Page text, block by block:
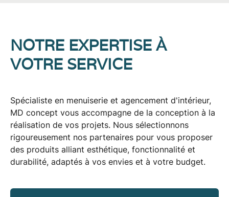
NOTRE EXPERTISE À
VOTRE SERVICE
Spécialiste en menuiserie et agencement d'intérieur,
MD concept vous accompagne de la conception à la
réalisation de vos projets. Nous sélectionnons
rigoureusement nos partenaires pour vous proposer
des produits alliant esthétique, fonctionnalité et
durabilité, adaptés à vos envies et à votre budget.